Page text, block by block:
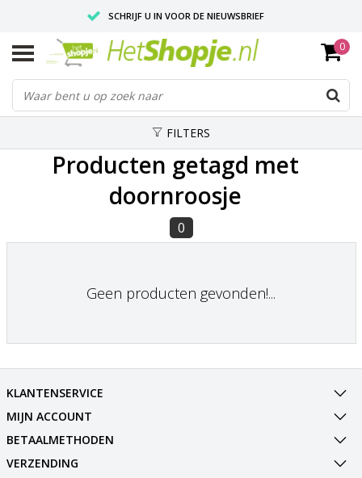
SCHRIJF U IN VOOR DE NIEUWSBRIEF
VOOR 18:00 BESTELD, IS ZELFDE DAG VERZONDEN
UITSTEKENDE PASVORM
0
FILTERS
Producten getagd met
doornroosje
0
Geen producten gevonden!...
KLANTENSERVICE
MIJN ACCOUNT
BETAALMETHODEN
VERZENDING